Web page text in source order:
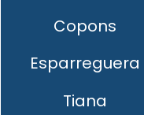
Copons
Esparreguera
Tiana